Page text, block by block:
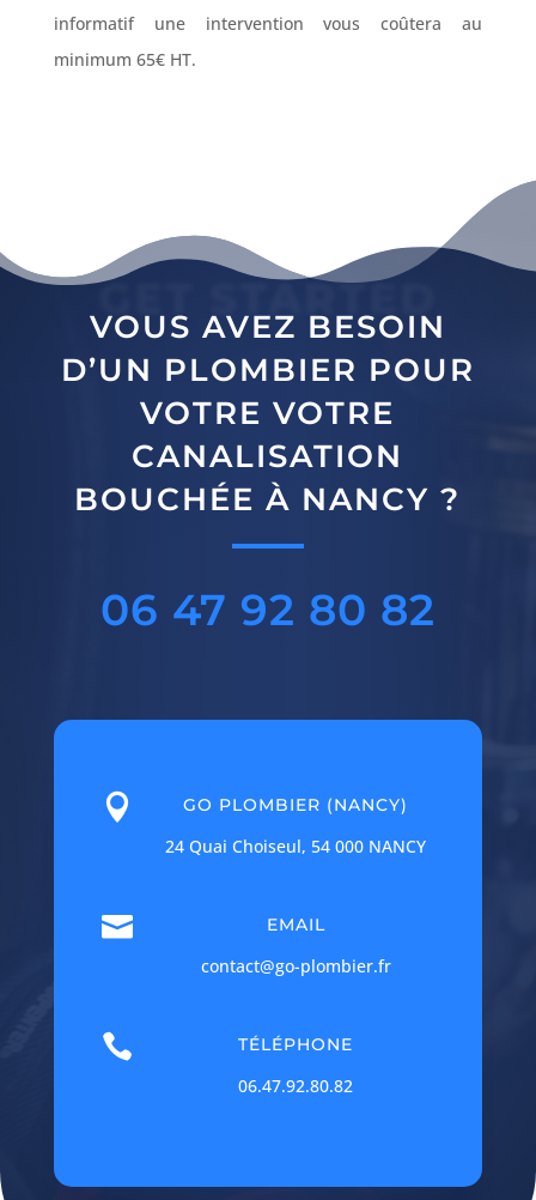
informatif une intervention vous coûtera au
minimum 65€ HT.
GET STARTED
VOUS AVEZ BESOIN
D’UN PLOMBIER POUR
VOTRE VOTRE
CANALISATION
BOUCHÉE À NANCY ?
06 47 92 80 82
 GO PLOMBIER (NANCY)
24 Quai Choiseul, 54 000 NANCY
 EMAIL
contact@go-plombier.fr
 TÉLÉPHONE
06.47.92.80.82